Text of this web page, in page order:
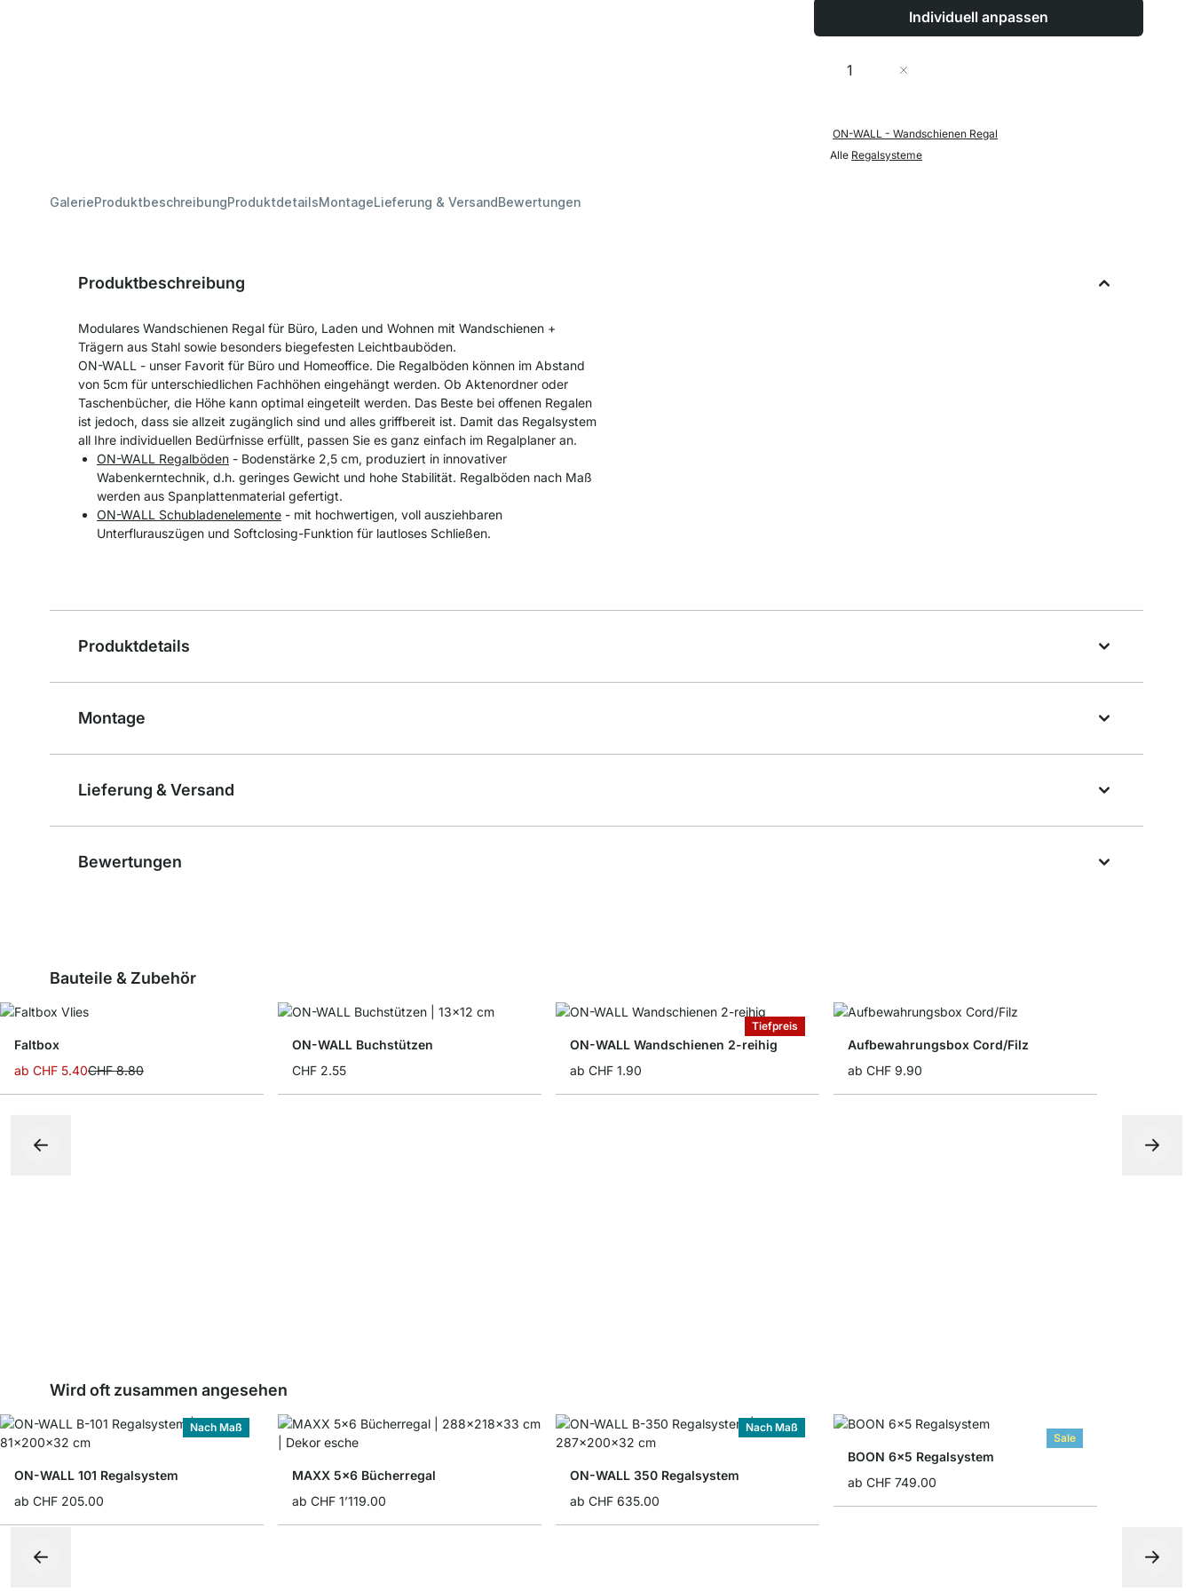
Individuell anpassen
Menge
ON-WALL - Wandschienen Regal
Alle Regalsysteme
GalerieProduktbeschreibungProduktdetailsMontageLieferung & VersandBewertungen
Produktbeschreibung
Modulares Wandschienen Regal für Büro, Laden und Wohnen mit Wandschienen +
Trägern aus Stahl sowie besonders biegefesten Leichtbauböden.
ON-WALL - unser Favorit für Büro und Homeoffice. Die Regalböden können im Abstand
von 5cm für unterschiedlichen Fachhöhen eingehängt werden. Ob Aktenordner oder
Taschenbücher, die Höhe kann optimal eingeteilt werden. Das Beste bei offenen Regalen
ist jedoch, dass sie allzeit zugänglich sind und alles griffbereit ist. Damit das Regalsystem
all Ihre individuellen Bedürfnisse erfüllt, passen Sie es ganz einfach im Regalplaner an.
ON-WALL Regalböden - Bodenstärke 2,5 cm, produziert in innovativer
Wabenkerntechnik, d.h. geringes Gewicht und hohe Stabilität. Regalböden nach Maß
werden aus Spanplattenmaterial gefertigt.
ON-WALL Schubladenelemente - mit hochwertigen, voll ausziehbaren
Unterflurauszügen und Softclosing-Funktion für lautloses Schließen.
Produktdetails
Montage
Lieferung & Versand
Bewertungen
Bauteile & Zubehör
Faltbox
ab CHF 5.40CHF 8.80
ON-WALL Buchstützen
CHF 2.55
Tiefpreis
ON-WALL Wandschienen 2-reihig
ab CHF 1.90
Aufbewahrungsbox Cord/Filz
ab CHF 9.90
Wird oft zusammen angesehen
Nach Maß
ON-WALL 101 Regalsystem
ab CHF 205.00
MAXX 5x6 Bücherregal
ab CHF 1’119.00
Nach Maß
ON-WALL 350 Regalsystem
ab CHF 635.00
Sale
BOON 6x5 Regalsystem
ab CHF 749.00